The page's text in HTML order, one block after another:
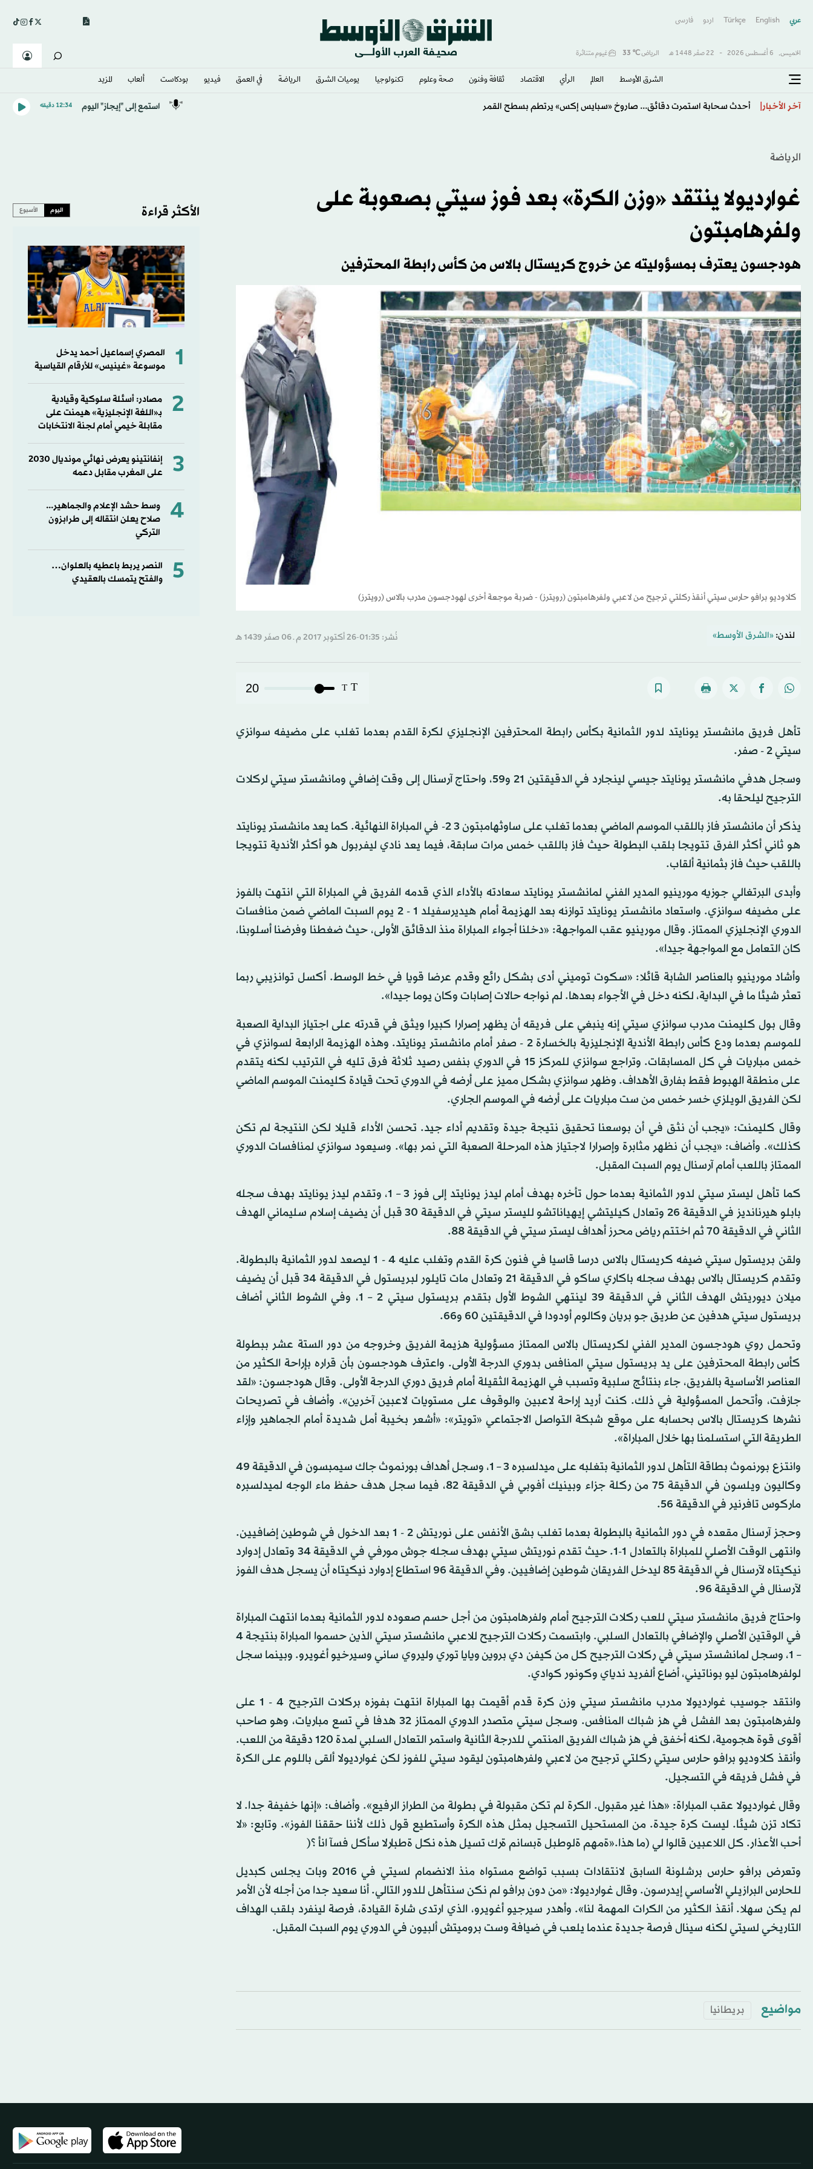
عربي English
Türkçe اردو فارسى
الخميس, 6 أغسطس 2026 - 22 صفَر 1448 هـ الرياض℃
33 غيوم متناثرة
الشرق الأوسط​ العالم الرأي الاقتصاد ثقافة وفنون صحة وعلوم تكنولوجيا يوميات الشرق​ الرياضة في العمق فيديو بودكاست ألعاب المزيد
آخر الأخبار «صفقة القرن» و«الملك المصري»… هكذا احتفت الصحافة التركية بانتقال محمد صلاح استمع إلى "إيجاز" اليوم 12:34 دقيقه
الرياضة
غوارديولا ينتقد «وزن الكرة» بعد فوز سيتي بصعوبة على
ولفرهامبتون
هودجسون يعترف بمسؤوليته عن خروج كريستال بالاس من كأس رابطة المحترفين
كلاوديو برافو حارس سيتي أنقذ ركلتي ترجيح من لاعبي ولفرهامبتون (رويترز) - ضربة موجعة أخرى لهودجسون مدرب بالاس (رويترز)
لندن: «الشرق الأوسط» نُشر: 01:35-26 أكتوبر 2017 م ـ 06 صفَر 1439 هـ
T
T
20
تأهل فريق مانشستر يونايتد لدور الثمانية بكأس رابطة المحترفين الإنجليزي لكرة القدم بعدما تغلب على مضيفه سوانزي
سيتي 2 - صفر.
وسجل هدفي مانشستر يونايتد جيسي لينجارد في الدقيقتين 21 و59، واحتاج آرسنال إلى وقت إضافي ومانشستر سيتي لركلات
الترجيح ليلحقا به.
يذكر أن مانشستر فاز باللقب الموسم الماضي بعدما تغلب على ساوثهامبتون 3 2- في المباراة النهائية. كما يعد مانشستر يونايتد
هو ثاني أكثر الفرق تتويجا بلقب البطولة حيث فاز باللقب خمس مرات سابقة، فيما يعد نادي ليفربول هو أكثر الأندية تتويجا
باللقب حيث فاز بثمانية ألقاب.
وأبدى البرتغالي جوزيه مورينيو المدير الفني لمانشستر يونايتد سعادته بالأداء الذي قدمه الفريق في المباراة التي انتهت بالفوز
على مضيفه سوانزي. واستعاد مانشستر يونايتد توازنه بعد الهزيمة أمام هيديرسفيلد 1 - 2 يوم السبت الماضي ضمن منافسات
الدوري الإنجليزي الممتاز. وقال مورينيو عقب المواجهة: «دخلنا أجواء المباراة منذ الدقائق الأولى، حيث ضغطنا وفرضنا أسلوبنا،
كان التعامل مع المواجهة جيدا».
وأشاد مورينيو بالعناصر الشابة قائلا: «سكوت توميني أدى بشكل رائع وقدم عرضا قويا في خط الوسط. أكسل توانزيبي ربما
تعثر شيئا ما في البداية، لكنه دخل في الأجواء بعدها. لم نواجه حالات إصابات وكان يوما جيدا».
وقال بول كليمنت مدرب سوانزي سيتي إنه ينبغي على فريقه أن يظهر إصرارا كبيرا ويثق في قدرته على اجتياز البداية الصعبة
للموسم بعدما ودع كأس رابطة الأندية الإنجليزية بالخسارة 2 - صفر أمام مانشستر يونايتد. وهذه الهزيمة الرابعة لسوانزي في
خمس مباريات في كل المسابقات. وتراجع سوانزي للمركز 15 في الدوري بنفس رصيد ثلاثة فرق تليه في الترتيب لكنه يتقدم
على منطقة الهبوط فقط بفارق الأهداف. وظهر سوانزي بشكل مميز على أرضه في الدوري تحت قيادة كليمنت الموسم الماضي
لكن الفريق الويلزي خسر خمس من ست مباريات على أرضه في الموسم الجاري.
وقال كليمنت: «يجب أن نثق في أن بوسعنا تحقيق نتيجة جيدة وتقديم أداء جيد. تحسن الأداء قليلا لكن النتيجة لم تكن
كذلك». وأضاف: «يجب أن نظهر مثابرة وإصرارا لاجتياز هذه المرحلة الصعبة التي نمر بها». وسيعود سوانزي لمنافسات الدوري
الممتاز باللعب أمام آرسنال يوم السبت المقبل.
كما تأهل ليستر سيتي لدور الثمانية بعدما حول تأخره بهدف أمام ليدز يونايتد إلى فوز 3 – 1، وتقدم ليدز يونايتد بهدف سجله
بابلو هيرنانديز في الدقيقة 26 وتعادل كيليتشي إيهياناتشو لليستر سيتي في الدقيقة 30 قبل أن يضيف إسلام سليماني الهدف
الثاني في الدقيقة 70 ثم اختتم رياض محرز أهداف ليستر سيتي في الدقيقة 88.
ولقن بريستول سيتي ضيفه كريستال بالاس درسا قاسيا في فنون كرة القدم وتغلب عليه 4 - 1 ليصعد لدور الثمانية بالبطولة.
وتقدم كريستال بالاس بهدف سجله باكاري ساكو في الدقيقة 21 وتعادل مات تايلور لبريستول في الدقيقة 34 قبل أن يضيف
ميلان ديوريتش الهدف الثاني في الدقيقة 39 لينتهي الشوط الأول بتقدم بريستول سيتي 2 – 1، وفي الشوط الثاني أضاف
بريستول سيتي هدفين عن طريق جو بريان وكالوم أودودا في الدقيقتين 60 و66.
وتحمل روي هودجسون المدير الفني لكريستال بالاس الممتاز مسؤولية هزيمة الفريق وخروجه من دور الستة عشر ببطولة
كأس رابطة المحترفين على يد بريستول سيتي المنافس بدوري الدرجة الأولى. واعترف هودجسون بأن قراره بإراحة الكثير من
العناصر الأساسية بالفريق، جاء بنتائج سلبية وتسبب في الهزيمة الثقيلة أمام فريق دوري الدرجة الأولى. وقال هودجسون: «لقد
جازفت، وأتحمل المسؤولية في ذلك. كنت أريد إراحة لاعبين والوقوف على مستويات لاعبين آخرين». وأضاف في تصريحات
نشرها كريستال بالاس بحسابه على موقع شبكة التواصل الاجتماعي «تويتر»: «أشعر بخيبة أمل شديدة أمام الجماهير وإزاء
الطريقة التي استسلمنا بها خلال المباراة».
وانتزع بورنموث بطاقة التأهل لدور الثمانية بتغلبه على ميدلسبره 3 – 1، وسجل أهداف بورنموث جاك سيمبسون في الدقيقة 49
وكاليون ويلسون في الدقيقة 75 من ركلة جزاء وبينيك أفوبي في الدقيقة 82، فيما سجل هدف حفظ ماء الوجه لميدلسبره
ماركوس تافرنير في الدقيقة 56.
وحجز آرسنال مقعده في دور الثمانية بالبطولة بعدما تغلب بشق الأنفس على نوريتش 2 - 1 بعد الدخول في شوطين إضافيين.
وانتهى الوقت الأصلي للمباراة بالتعادل 1-1. حيث تقدم نوريتش سيتي بهدف سجله جوش مورفي في الدقيقة 34 وتعادل إدوارد
نيكيتاه لآرسنال في الدقيقة 85 ليدخل الفريقان شوطين إضافيين. وفي الدقيقة 96 استطاع إدوارد نيكيتاه أن يسجل هدف الفوز
لآرسنال في الدقيقة 96.
واحتاج فريق مانشستر سيتي للعب ركلات الترجيح أمام ولفرهامبتون من أجل حسم صعوده لدور الثمانية بعدما انتهت المباراة
في الوقتين الأصلي والإضافي بالتعادل السلبي. وابتسمت ركلات الترجيح للاعبي مانشستر سيتي الذين حسموا المباراة بنتيجة 4
– 1، وسجل لمانشستر سيتي في ركلات الترجيح كل من كيفن دي بروين ويايا توري وليروي ساني وسيرخيو أغويرو. وبينما سجل
لولفرهامبتون ليو بوناتيني، أضاع ألفريد ندياي وكونور كوادي.
وانتقد جوسيب غوارديولا مدرب مانشستر سيتي وزن كرة قدم أقيمت بها المباراة انتهت بفوزه بركلات الترجيح 4 - 1 على
ولفرهامبتون بعد الفشل في هز شباك المنافس. وسجل سيتي متصدر الدوري الممتاز 32 هدفا في تسع مباريات، وهو صاحب
أقوى قوة هجومية، لكنه أخفق في هز شباك الفريق المنتمي للدرجة الثانية واستمر التعادل السلبي لمدة 120 دقيقة من اللعب.
وأنقذ كلاوديو برافو حارس سيتي ركلتي ترجيح من لاعبي ولفرهامبتون ليقود سيتي للفوز لكن غوارديولا ألقى باللوم على الكرة
في فشل فريقه في التسجيل.
وقال غوارديولا عقب المباراة: «هذا غير مقبول. الكرة لم تكن مقبولة في بطولة من الطراز الرفيع». وأضاف: «إنها خفيفة جدا. لا
تكاد تزن شيئا. ليست كرة جيدة. من المستحيل التسجيل بمثل هذه الكرة وأستطيع قول ذلك لأننا حققنا الفوز». وتابع: «لا
أحب الأعذار. كل اللاعبين قالوا لي (ما هذا‭)؟ أنا آسف لكأس الرابطة لكن هذه ليست كرة مناسبة لبطولة مهمة».
وتعرض برافو حارس برشلونة السابق لانتقادات بسبب تواضع مستواه منذ الانضمام لسيتي في 2016 وبات يجلس كبديل
للحارس البرازيلي الأساسي إيدرسون. وقال غوارديولا: «من دون برافو لم نكن سنتأهل للدور التالي. أنا سعيد جدا من أجله لأن الأمر
لم يكن سهلا. أنقذ الكثير من الكرات المهمة لنا». وأهدر سيرجيو أغويرو، الذي ارتدى شارة القيادة، فرصة لينفرد بلقب الهداف
التاريخي لسيتي لكنه سينال فرصة جديدة عندما يلعب في ضيافة وست بروميتش ألبيون في الدوري يوم السبت المقبل.‬‬
مواضيع بريطانيا
الأكثر قراءة اليوم الأسبوع
1
المصري إسماعيل أحمد يدخل
موسوعة «غينيس» للأرقام القياسية
2
مصادر: أسئلة سلوكية وقيادية
بـ«اللغة الإنجليزية» هيمنت على
مقابلة خيمي أمام لجنة الانتخابات
3
إنفانتينو يعرض نهائي مونديال 2030
على المغرب مقابل دعمه
4
وسط حشد الإعلام والجماهير...
صلاح يعلن انتقاله إلى طرابزون
التركي
5
النصر يربط باعطيه بالعلوان…
والفتح يتمسك بالعقيدي